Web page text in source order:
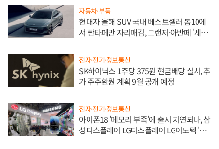
자동차·부품
현대차 올해 SUV 국내 베스트셀러 톱10에
서 싼타페만 자리매김, 그랜저·아반떼 '세단
전자·전기·정보통신
SK하이닉스 1주당 375원 현금배당 실시, 추
가 주주환원 계획 9월 공개 예정
전자·전기·정보통신
아이폰18 '메모리 부족'에 출시 지연되나, 삼
성디스플레이 LG디스플레이 LG이노텍 '탈